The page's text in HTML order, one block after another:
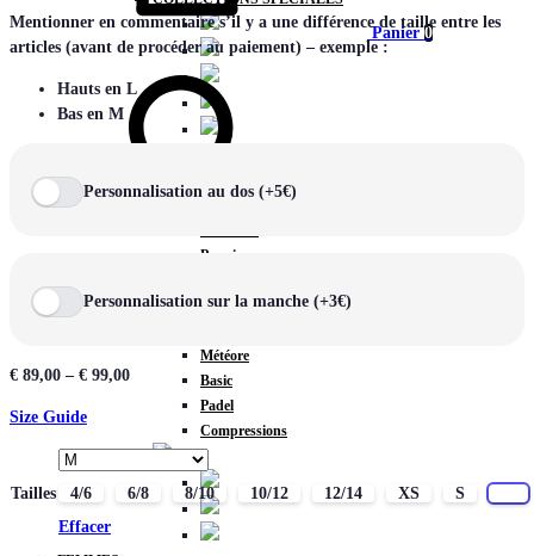
Premium
Storm
Météore
Basic
Padel
Compressions
Panier 0
Mentionner en commentaire s’il y a une différence de taille entre les
articles (avant de procéder au paiement) – exemple :
Hauts en L
Bas en M
Personnalisation au dos (+5€)
Personnalisation sur la manche (+3€)
€ 89,00 – € 99,00
Size Guide
Tailles 4/6 6/8 8/10 10/12 12/14 XS S
Effacer